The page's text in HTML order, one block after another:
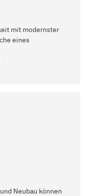
mit modernster
eines
Neubau können